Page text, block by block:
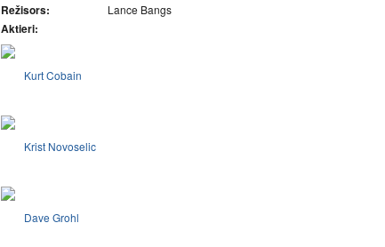
Režisors: Lance Bangs
Aktieri:
Kurt Cobain
Krist Novoselic
Dave Grohl